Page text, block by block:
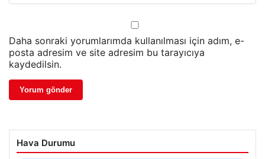
Daha sonraki yorumlarımda kullanılması için adım, e-
posta adresim ve site adresim bu tarayıcıya
kaydedilsin.
Hava Durumu